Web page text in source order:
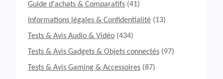
Guide d'achats & Comparatifs (41)
Informations légales & Confidentialité (13)
Tests & Avis Audio & Vidéo (434)
Tests & Avis Gadgets & Objets connectés (97)
Tests & Avis Gaming & Accessoires (87)